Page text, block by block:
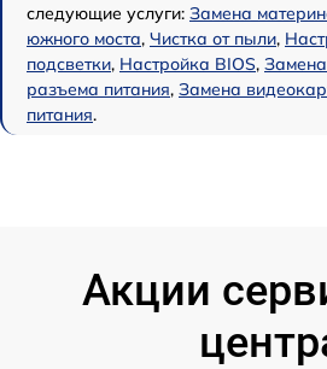
следующие услуги: Замена
южного моста, Чистка от пыли,
подсветки, Настройка BIOS,
разъема питания, Замена
питания.
Акции